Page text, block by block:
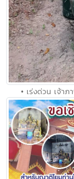
• เร่งด่วน เจ้าภ